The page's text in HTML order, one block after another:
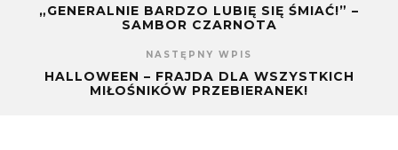
„GENERALNIE BARDZO LUBIĘ SIĘ ŚMIAĆ!” –
SAMBOR CZARNOTA
NASTĘPNY WPIS
HALLOWEEN – FRAJDA DLA WSZYSTKICH
MIŁOŚNIKÓW PRZEBIERANEK!